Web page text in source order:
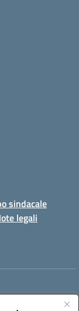
sindacale
legali